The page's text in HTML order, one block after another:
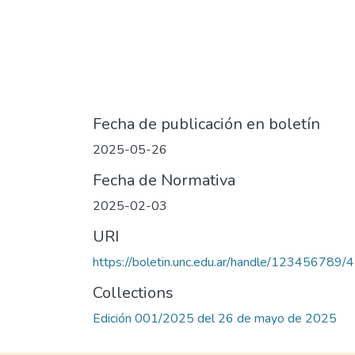
Fecha de publicación en boletín
2025-05-26
Fecha de Normativa
2025-02-03
URI
https://boletin.unc.edu.ar/handle/123456789/
Collections
Edición 001/2025 del 26 de mayo de 2025